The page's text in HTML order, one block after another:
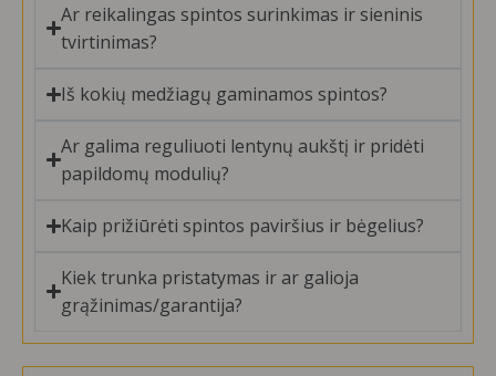
Ar reikalingas spintos surinkimas ir sieninis
tvirtinimas?
Iš kokių medžiagų gaminamos spintos?
Ar galima reguliuoti lentynų aukštį ir pridėti
papildomų modulių?
Kaip prižiūrėti spintos paviršius ir bėgelius?
Kiek trunka pristatymas ir ar galioja
grąžinimas/garantija?